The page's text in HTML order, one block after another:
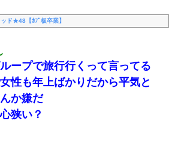
ド★48【ｶﾌﾟ板卒業】
ープで旅行行くって言ってる
性も年上ばかりだから平気と
か嫌だ
狭い？